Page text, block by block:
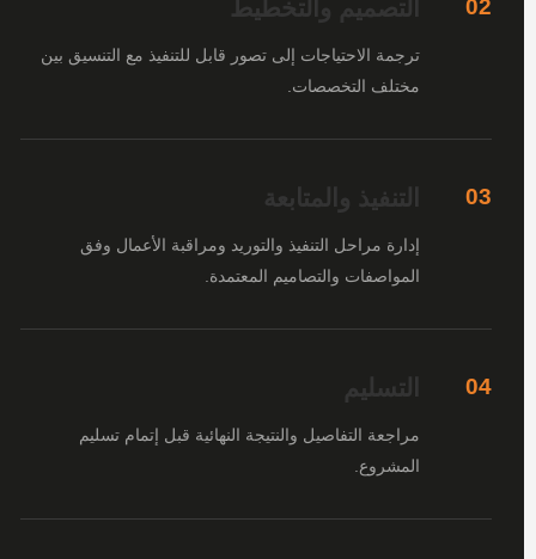
02 التصميم والتخطيط
ترجمة الاحتياجات إلى تصور قابل للتنفيذ مع التنسيق بين
مختلف التخصصات.
03 التنفيذ والمتابعة
إدارة مراحل التنفيذ والتوريد ومراقبة الأعمال وفق
المواصفات والتصاميم المعتمدة.
04 التسليم
مراجعة التفاصيل والنتيجة النهائية قبل إتمام تسليم
المشروع.